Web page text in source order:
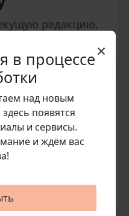
редакцию,
оплатой.
×
в процессе
над новым
появятся
и сервисы.
и ждём вас